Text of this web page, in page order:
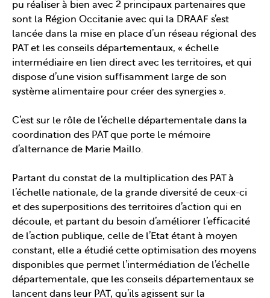
pu réaliser à bien avec 2 principaux partenaires que
sont la Région Occitanie avec qui la DRAAF s’est
lancée dans la mise en place d’un réseau régional des
PAT et les conseils départementaux, « échelle
intermédiaire en lien direct avec les territoires, et qui
dispose d’une vision suffisamment large de son
système alimentaire pour créer des synergies ».
C’est sur le rôle de l’échelle départementale dans la
coordination des PAT que porte le mémoire
d’alternance de Marie Maillo.
Partant du constat de la multiplication des PAT à
l’échelle nationale, de la grande diversité de ceux-ci
et des superpositions des territoires d’action qui en
découle, et partant du besoin d’améliorer l’efficacité
de l’action publique, celle de l’Etat étant à moyen
constant, elle a étudié cette optimisation des moyens
disponibles que permet l’intermédiation de l’échelle
départementale, que les conseils départementaux se
lancent dans leur PAT, qu’ils agissent sur la